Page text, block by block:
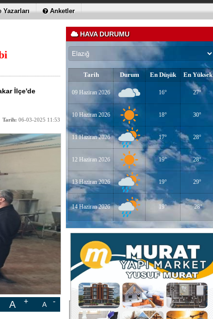
Yazarları Anketler
İlçe'de
Tarih: 06-03-2025 11:53
A A
HAVA DURUMU
Tarih Durum En Düşük En Yüksek
09 Haziran 2026 16° 27°
10 Haziran 2026 18° 30°
11 Haziran 2026 17° 28°
12 Haziran 2026 19° 28°
13 Haziran 2026 19° 29°
14 Haziran 2026 19° 28°
YAZAR-ŞAİR MİRAÇ DOĞAN
Mavi Işık İnsanları
EĞİTİMCİ-YAZAR TUNER
YERLİKAYA
ENGELLİ İNSANLARIN ENGELLİ
YERİNE FAZLA BAKMAK
EĞİTİMCİ - YAZAR : MİDRAN YOKUŞ
DİKİLİ TAŞLAR - 8
EĞİTİMCİ - YAZAR : PROF.DR.
RAMAZAN DEMİR
Gazi Paşa’nın Açtığı Yolda Dünya
Şampiyonluğu
YAZAR : CEM BAYINDIR
BEDRETTİN CÖMERT (1940-1978)
ÜZERİNE
YAZAR : ALİ OĞUZ